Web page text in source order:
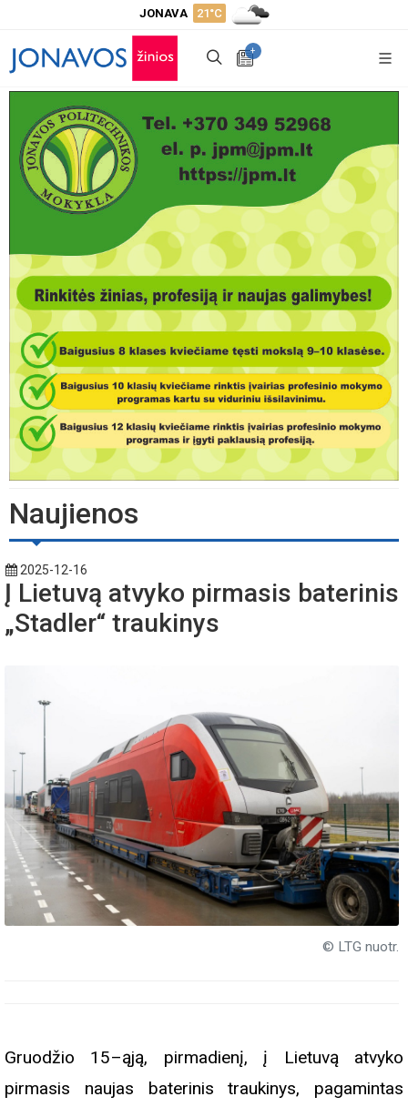
JONAVA 21°C
+
Naujienos
2025-12-16
Į Lietuvą atvyko pirmasis baterinis
„Stadler“ traukinys
© LTG nuotr.
Gruodžio 15–ąją, pirmadienį, į Lietuvą atvyko
pirmasis naujas baterinis traukinys, pagamintas